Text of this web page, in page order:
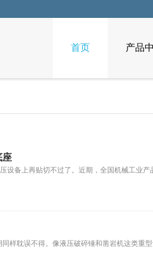
首页 产品
座
设备上再贴切不过了。近期，全国机械工业
样耽误不得。像液压破碎锤和凿岩机这类重